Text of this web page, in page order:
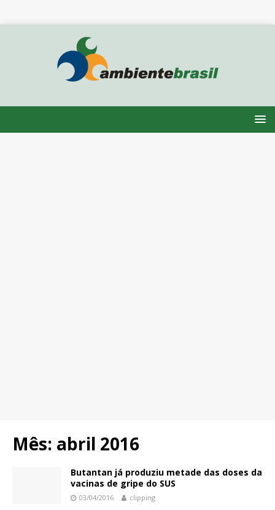
Mês: abril 2016
Butantan já produziu metade das doses da
vacinas de gripe do SUS
03/04/2016 clipping